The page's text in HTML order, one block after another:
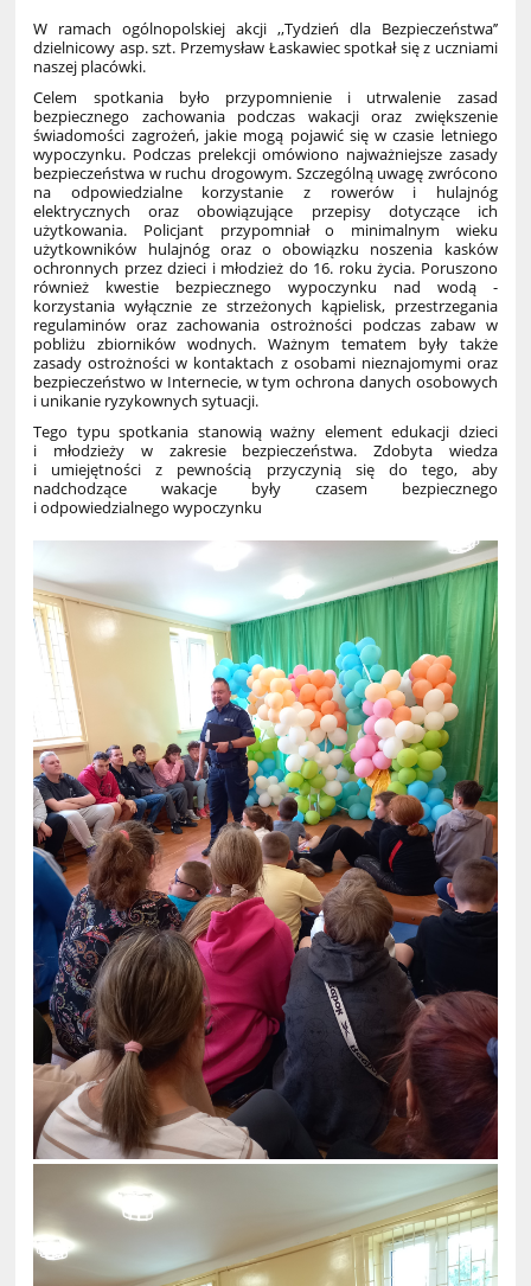
W ramach ogólnopolskiej akcji ,,Tydzień dla Bezpieczeństwa’’
dzielnicowy asp. szt. Przemysław Łaskawiec spotkał się z uczniami
naszej placówki.
Celem spotkania było przypomnienie i utrwalenie zasad
bezpiecznego zachowania podczas wakacji oraz zwiększenie
świadomości zagrożeń, jakie mogą pojawić się w czasie letniego
wypoczynku. Podczas prelekcji omówiono najważniejsze zasady
bezpieczeństwa w ruchu drogowym. Szczególną uwagę zwrócono
na odpowiedzialne korzystanie z rowerów i hulajnóg
elektrycznych oraz obowiązujące przepisy dotyczące ich
użytkowania. Policjant przypomniał o minimalnym wieku
użytkowników hulajnóg oraz o obowiązku noszenia kasków
ochronnych przez dzieci i młodzież do 16. roku życia. Poruszono
również kwestie bezpiecznego wypoczynku nad wodą -
korzystania wyłącznie ze strzeżonych kąpielisk, przestrzegania
regulaminów oraz zachowania ostrożności podczas zabaw w
pobliżu zbiorników wodnych. Ważnym tematem były także
zasady ostrożności w kontaktach z osobami nieznajomymi oraz
bezpieczeństwo w Internecie, w tym ochrona danych osobowych
i unikanie ryzykownych sytuacji.
Tego typu spotkania stanowią ważny element edukacji dzieci
i młodzieży w zakresie bezpieczeństwa. Zdobyta wiedza
i umiejętności z pewnością przyczynią się do tego, aby
nadchodzące wakacje były czasem bezpiecznego
i odpowiedzialnego wypoczynku